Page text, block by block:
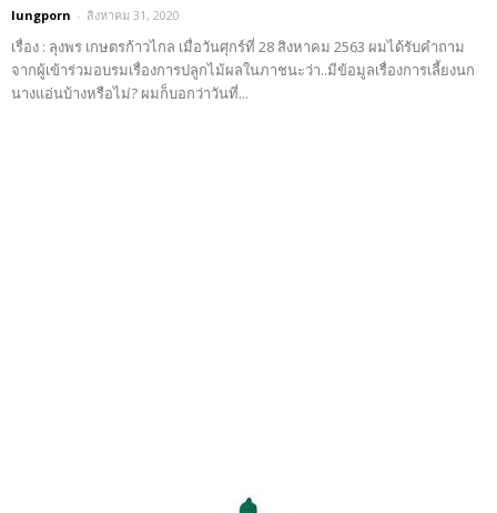
lungporn - สิงหาคม 31, 2020
เรื่อง : ลุงพร เกษตรก้าวไกล เมื่อวันศุกร์ที่ 28 สิงหาคม 2563 ผมได้รับคำถาม
จากผู้เข้าร่วมอบรมเรื่องการปลูกไม้ผลในภาชนะว่า..มีข้อมูลเรื่องการเลี้ยงนก
นางแอ่นบ้างหรือไม่? ผมก็บอกว่าวันที่...